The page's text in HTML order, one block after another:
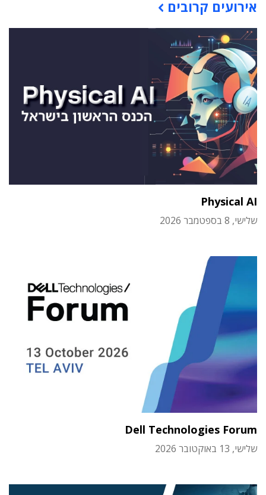
אירועים קרובים
Physical AI
שלישי, 8 בספטמבר 2026
Dell Technologies Forum
שלישי, 13 באוקטובר 2026